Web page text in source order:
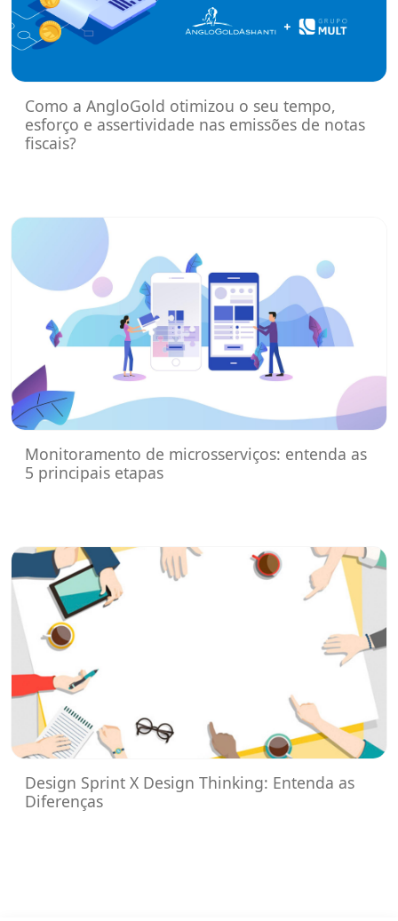
Como a AngloGold otimizou o seu tempo,
esforço e assertividade nas emissões de notas
fiscais?
Monitoramento de microsserviços: entenda as
5 principais etapas
Design Sprint X Design Thinking: Entenda as
Diferenças